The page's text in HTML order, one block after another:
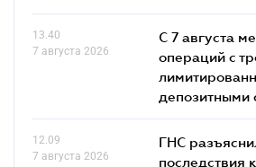
13.40
7 августа 2026
С 7 августа
операций с
депозитными
12.09
7 августа 2026
ГНС
последствия